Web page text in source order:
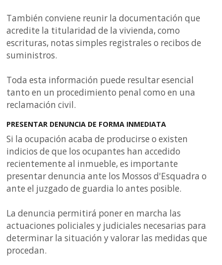
También conviene reunir la documentación que
acredite la titularidad de la vivienda, como
escrituras, notas simples registrales o recibos de
suministros.
Toda esta información puede resultar esencial
tanto en un procedimiento penal como en una
reclamación civil.
PRESENTAR DENUNCIA DE FORMA INMEDIATA
Si la ocupación acaba de producirse o existen
indicios de que los ocupantes han accedido
recientemente al inmueble, es importante
presentar denuncia ante los Mossos d'Esquadra o
ante el juzgado de guardia lo antes posible.
La denuncia permitirá poner en marcha las
actuaciones policiales y judiciales necesarias para
determinar la situación y valorar las medidas que
procedan.